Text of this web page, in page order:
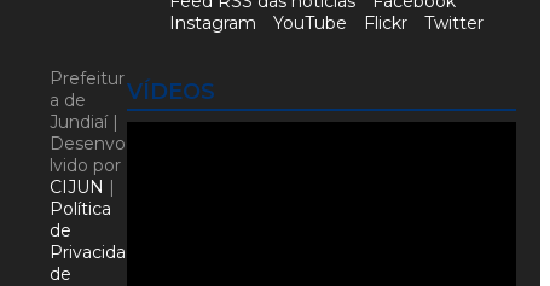
VÍDEOS
Instagram
YouTube Flickr Twitter
Prefeitur
a de
Jundiaí |
Desenvo
lvido por
CIJUN |
Política
de
Privacida
de